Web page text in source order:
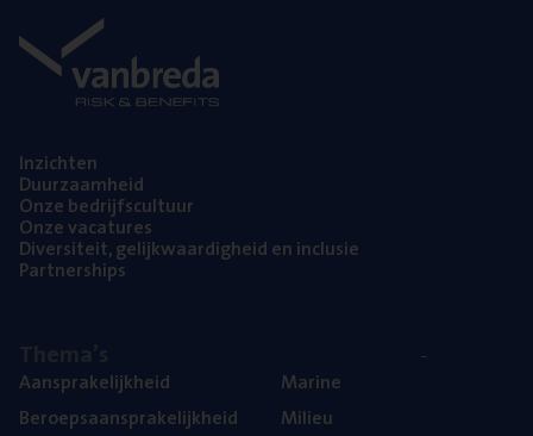
Inzich­ten
Duur­zaam­heid
Onze bedrijfs­cul­tuur
Onze vaca­tu­res
Diver­si­teit, gelijk­waar­dig­heid en inclusie
Part­ner­ships
Aan­spra­ke­lijk­heid
Beroeps­aan­spra­ke­lijk­heid
Mari­ne
Mili­eu